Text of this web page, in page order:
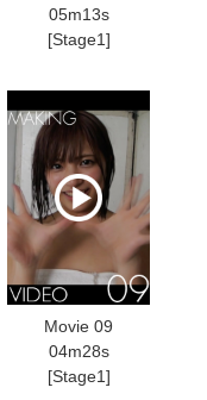
05m13s
[Stage1]
Movie 09
04m28s
[Stage1]